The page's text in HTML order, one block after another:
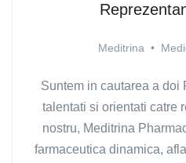
Meditrina •
Suntem in cautarea a doi
talentati si orientati catre
nostru, Meditrina
farmaceutica dinamica,